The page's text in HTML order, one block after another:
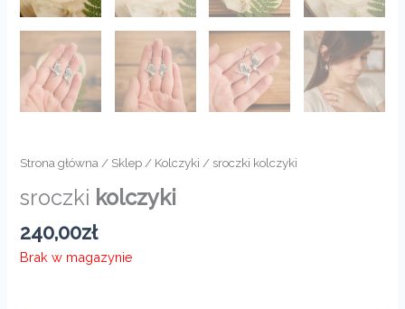
Strona główna / Sklep / Kolczyki / sroczki kolczyki
sroczki kolczyki
240,00zł
Brak w magazynie